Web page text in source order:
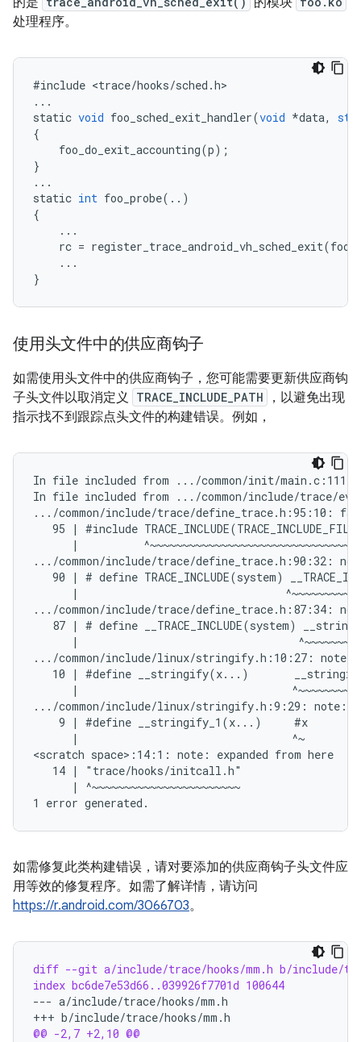
处理程序。
#include <trace/hooks/sched .h
...
static void foo_sched_exit_handler(void *data,
{
foo_do_exit_accounting(p);
}
...
static int foo_probe(..)
{
...
rc = register_trace_android_vh_sched_exit(
...
}
使用头文件中的供应商钩子
如需使用头文件中的供应商钩子，您可能需要更新供应商钩
子头文件以取消定义 TRACE_INCLUDE_PATH
，以避免出现
指示找不到跟踪点头文件的构建错误。例如，
In file included from .../common/init/main.c:111:
In file included from .../common/include/trace/
.../common/include/trace/
95 | #include
      |          ^~~~~~~~~~~~~~~~~~~~~~~~~~~~~~~~~
.../common/include/trace/define_trace.h:90:32: note:
90 | # define TRACE_INCLUDE(system)
|
.../common/include/trace/define_trace.h:87:34: note:
87 | # define __TRACE_INCLUDE(system)
|
.../common/include/linux/stringify.h:10:27: note:
10 | #define __stringify(x...)
|
.../common/include/linux/stringify.h:9:29: note:
    9 | #define __stringify_1(x...)     #x
      |                                 ^~
<scratch space>:14:1: note: expanded from here
   14 | "trace/hooks/initcall.h"
      | ^~~~~~~~~~~~~~~~~~~~~~~~
如需修复此类构建错误，请对要添加的供应商钩子头文件应
用等效的修复程序。如需了解详情，请访问
https://r.android.com/3066703。
diff --git a/include/trace/hooks/mm.h b/include/
index bc6de7e53d66..039926f7701d 100644
--- a/include/trace/hooks/mm.h
+++ b/include/trace/hooks/mm.h
@@ -2,7 +2,10 @@